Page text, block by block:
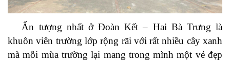
Ấn tượng nhất ở Đoàn Kết – Hai Bà Trưng là
khuôn viên trường lớp rộng rãi với rất nhiều cây xanh
mà mỗi mùa trường lại mang trong mình một vẻ đẹp